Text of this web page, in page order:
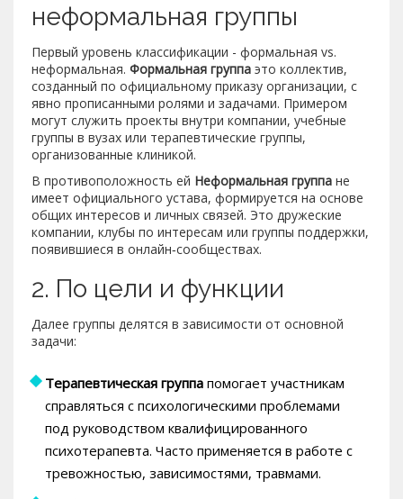
неформальная группы
Первый уровень классификации - формальная vs.
неформальная. Формальная группа это коллектив,
созданный по официальному приказу организации, с
явно прописанными ролями и задачами. Примером
могут служить проекты внутри компании, учебные
группы в вузах или терапевтические группы,
организованные клиникой.
В противоположность ей Неформальная группа не
имеет официального устава, формируется на основе
общих интересов и личных связей. Это дружеские
компании, клубы по интересам или группы поддержки,
появившиеся в онлайн‑сообществах.
2. По цели и функции
Далее группы делятся в зависимости от основной
задачи:
Терапевтическая группа помогает участникам
справляться с психологическими проблемами
под руководством квалифицированного
психотерапевта. Часто применяется в работе с
тревожностью, зависимостями, травмами.